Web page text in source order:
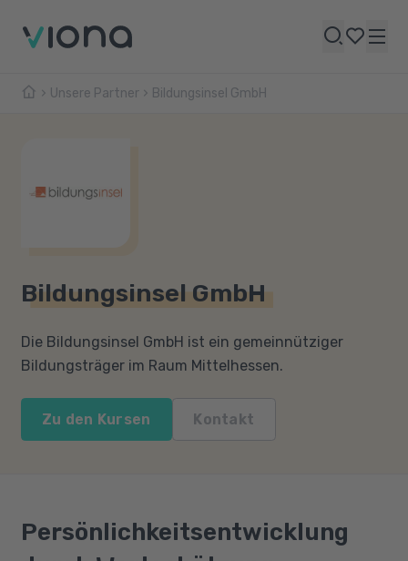
Unsere Partner Bildungsinsel GmbH
Bildungsinsel GmbH
Die Bildungsinsel GmbH ist ein gemeinnütziger
Bildungsträger im Raum Mittelhessen.
Zu den Kursen Kontakt
Persönlichkeitsentwicklung